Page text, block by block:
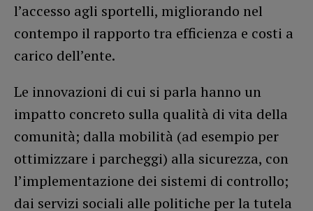
l’accesso agli sportelli, migliorando nel
contempo il rapporto tra efficienza e costi a
carico dell’ente.
Le innovazioni di cui si parla hanno un
impatto concreto sulla qualità di vita della
comunità; dalla mobilità (ad esempio per
ottimizzare i parcheggi) alla sicurezza, con
l’implementazione dei sistemi di controllo;
dai servizi sociali alle politiche per la tutela